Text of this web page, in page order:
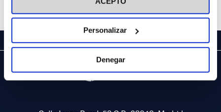
Personalizar
Denegar